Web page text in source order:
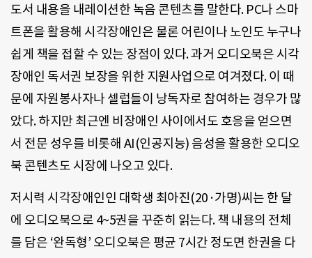
도서 내용을 내레이션한 녹음 콘텐츠를 말한다. PC나 스마
트폰을 활용해 시각장애인은 물론 어린이나 노인도 누구나
쉽게 책을 접할 수 있는 장점이 있다. 과거 오디오북은 시각
장애인 독서권 보장을 위한 지원사업으로 여겨졌다. 이 때
문에 자원봉사자나 셀럽들이 낭독자로 참여하는 경우가 많
았다. 하지만 최근엔 비장애인 사이에서도 호응을 얻으면
서 전문 성우를 비롯해 AI(인공지능) 음성을 활용한 오디오
북 콘텐츠도 시장에 나오고 있다.
저시력 시각장애인인 대학생 최아진(20·가명)씨는 한 달
에 오디오북으로 4~5권을 꾸준히 읽는다. 책 내용의 전체
를 담은 ‘완독형’ 오디오북은 평균 7시간 정도면 한권을 다